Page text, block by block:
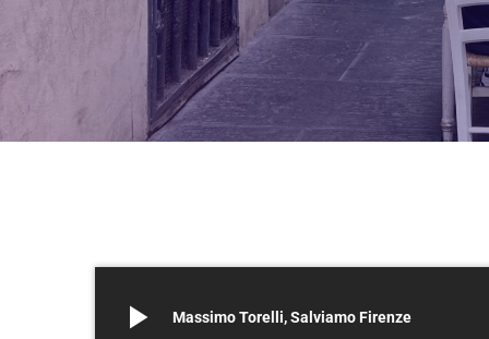
play_arrow Massimo Torelli, Salviamo Firenze